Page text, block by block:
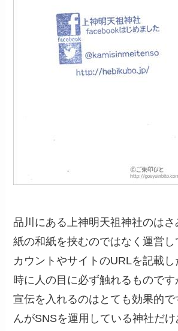
品川にある上神明天祖神社のはさ
紙の和紙を挟むのではなく運営
カウントやサイトのURLを記載
時に人の目に必ず触れるもので
宣伝を入れるのはとても効果的で
んがSNSを運用している神社だ